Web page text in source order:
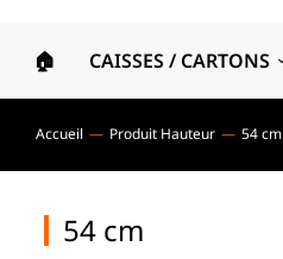
🏠 CAISSES / CARTONS
Vous êtes ici :
Accueil Produit Hauteur 54 cm
54 cm